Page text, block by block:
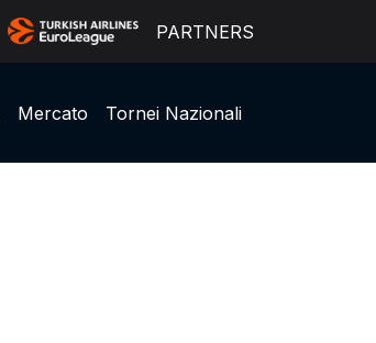
PARTNERS
Mercato Tornei Nazionali